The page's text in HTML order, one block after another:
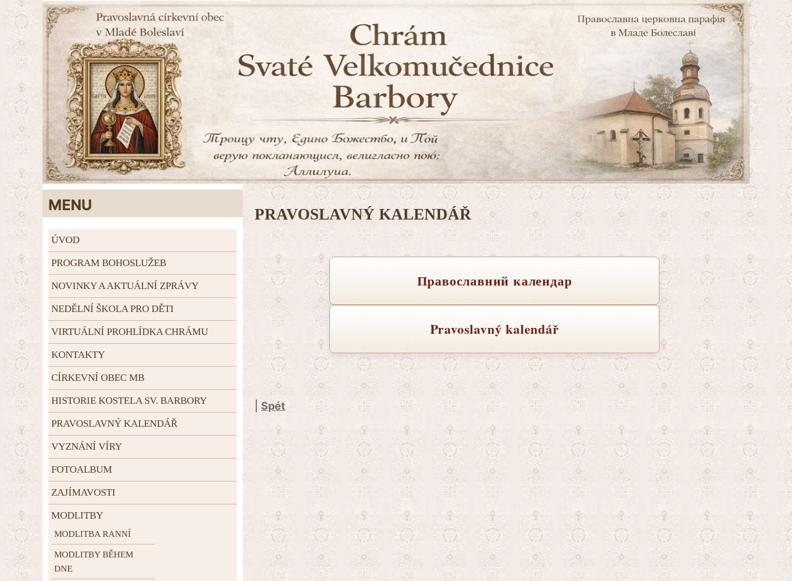
PRAVOSLAVNÝ KALENDÁŘ
Православний календар
Pravoslavný kalendář
Spét
MENU
ÚVOD
PROGRAM BOHOSLUŽEB
NOVINKY A AKTUÁLNÍ ZPRÁVY
NEDĚLNÍ ŠKOLA PRO DĚTI
VIRTUÁLNÍ PROHLÍDKA CHRÁMU
KONTAKTY
CÍRKEVNÍ OBEC MB
HISTORIE KOSTELA SV. BARBORY
PRAVOSLAVNÝ KALENDÁŘ
VYZNÁNÍ VÍRY
FOTOALBUM
ZAJÍMAVOSTI
MODLITBY
MODLITBA RANNÍ
MODLITBY BĚHEM
DNE